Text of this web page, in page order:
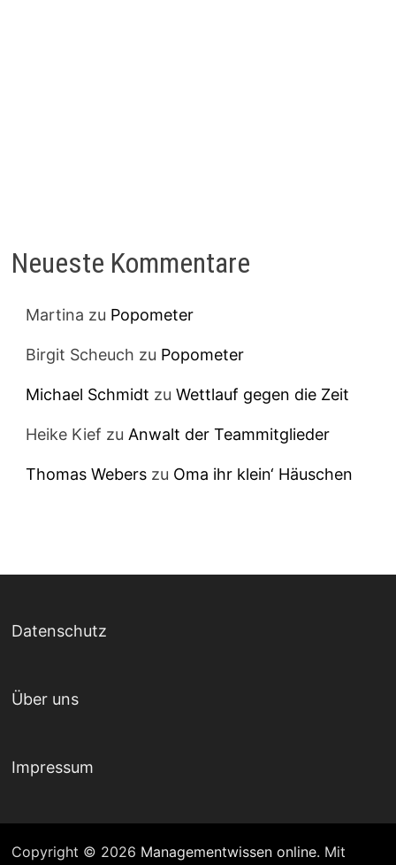
Neueste Kommentare
Martina zu Popometer
Birgit Scheuch zu Popometer
Michael Schmidt zuWettlauf gegen die Zeit
Heike Kief zu Anwalt der Teammitglieder
Thomas Webers zu Oma ihr klein‘ Häuschen
Datenschutz
Über uns
Impressum
Copyright © 2026 Managementwissen online. Mit